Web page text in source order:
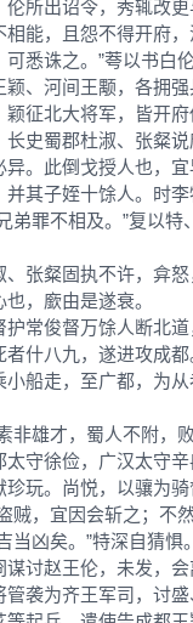
出诏令，秀辄改更
能，且怨不得开府
悉诛之。”荂以书白
、河间王颙，各拥
征北大将军，皆开府
蜀郡杜淑、张粲说
。此倒戈授人也，
其子姪十馀人。时李
弟罪不相及。”复以
粲固执不许，弇怒
，廞由是遂衰。
常俊督万馀人断北道
什八九，遂进攻成
船走，至广都，为
雄才，蜀人不附，
守徐俭，广汉太守
玩。尚悦，以骧为
贼，宜因会斩之；不
当凶矣。”特深自猜
讨赵王伦，未发，
袭为齐王军司，讨